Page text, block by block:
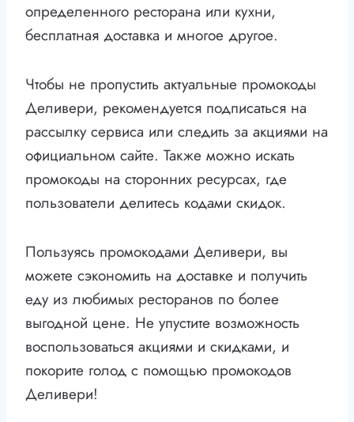
определенного ресторана или кухни,
бесплатная доставка и многое другое.
Чтобы не пропустить актуальные промокоды
Деливери, рекомендуется подписаться на
рассылку сервиса или следить за акциями на
официальном сайте. Также можно искать
промокоды на сторонних ресурсах, где
пользователи делитесь кодами скидок.
Пользуясь промокодами Деливери, вы
можете сэкономить на доставке и получить
еду из любимых ресторанов по более
выгодной цене. Не упустите возможность
воспользоваться акциями и скидками, и
покорите голод с помощью промокодов
Деливери!